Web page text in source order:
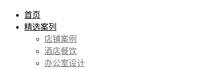
首页
精选案列
店铺案例
酒店餐饮
办公室设计